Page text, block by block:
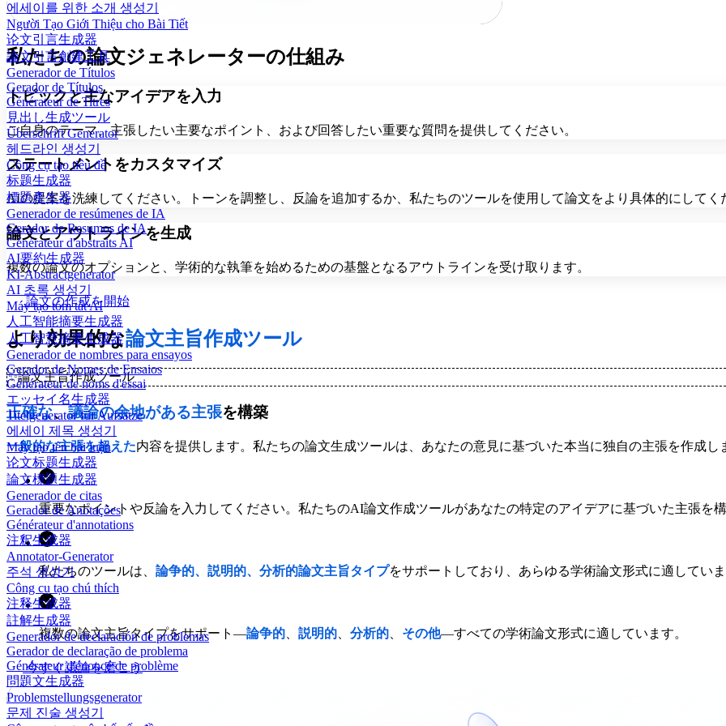
에세이를 위한 소개 생성기
Người Tạo Giới Thiệu cho Bài Tiết
论文引言生成器
論文引言創建工具
Generador de Títulos
Gerador de Títulos
Générateur de Titres
見出し生成ツール
Überschrift Generator
헤드라인 생성기
Công cụ tạo tiêu đề
标题生成器
標題產生器
Generador de resúmenes de IA
Gerador de Resumos de IA
Générateur d'abstraits AI
AI要約生成器
KI-Abstractgenerator
AI 초록 생성기
Máy tạo tóm tắt AI
人工智能摘要生成器
人工智慧摘要生成器
Generador de nombres para ensayos
Gerador de Nomes de Ensaios
Générateur de noms d'essai
エッセイ名生成器
Titelgenerator für Aufsätze
에세이 제목 생성기
Máy tạo tên bài luận
论文标题生成器
論文標題生成器
Generador de citas
Gerador de Anotações
Générateur d'annotations
注釈生成器
Annotator-Generator
주석 생성기
Công cụ tạo chú thích
注释生成器
註解生成器
Generador de declaración de problemas
Gerador de declaração de problema
Générateur d'énoncé de problème
問題文生成器
Problemstellungsgenerator
문제 진술 생성기
私たちの論文ジェネレーターの仕組み
トピックと主なアイデアを入力
ご自身のテーマ、主張したい主要なポイント、および回答したい重要な質問を提供してください。
ステートメントをカスタマイズ
AIの提案を洗練してください。トーンを調整し、反論を追加するか、私たちのツールを使用して論文をより具体的にしてく
論文とアウトラインを生成
複数の論文のオプションと、学術的な執筆を始めるための基盤となるアウトラインを受け取ります。
論文の作成を開始
より効果的な論文主旨作成ツール
✨論文主旨作成ツール
正確な、議論の余地がある主張を構築
一般的な主張を超えた内容を提供します。私たちの論文生成ツールは、あなたの意見に基づいた本当に独自の主張を作成し
重要なポイントや反論を入力してください。私たちのAI論文作成ツールがあなたの特定のアイデアに基づいた主張を
私たちのツールは、 論争的、説明的、分析的論文主旨タイプをサポートしており、あらゆる学術論文形式に適してい
複数の論文主旨タイプをサポート—論争的 説明的 分析的 その他—すべての学術論文形式に適しています。
今すぐ議論を磨こう